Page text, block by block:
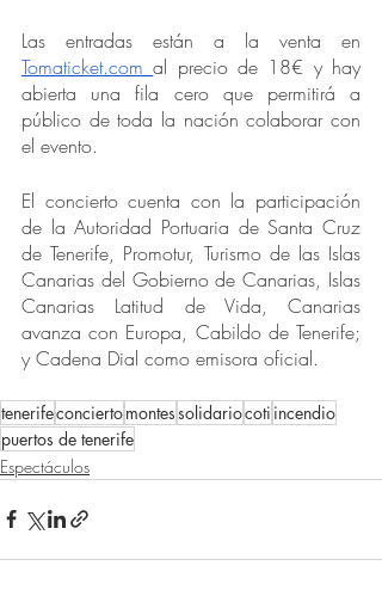
Tomaticket.com al precio de 18€ y hay
abierta una fila cero que permitirá a
público de toda la nación colaborar con
el evento.
El concierto cuenta con la participación
de la Autoridad Portuaria de Santa Cruz
de Tenerife, Promotur, Turismo de las Islas
Canarias del Gobierno de Canarias, Islas
Canarias Latitud de Vida, Canarias
avanza con Europa, Cabildo de Tenerife;
y Cadena Dial como emisora oficial.
tenerifeconciertomontessolidariocoti incendio
puertos de tenerife
Espectáculos